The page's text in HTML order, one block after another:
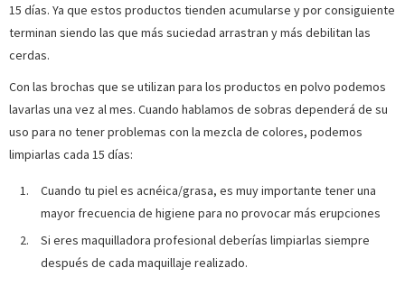
15 días. Ya que estos productos tienden acumularse y por consiguiente
terminan siendo las que más suciedad arrastran y más debilitan las
cerdas.
Con las brochas que se utilizan para los productos en polvo podemos
lavarlas una vez al mes. Cuando hablamos de sobras dependerá de su
uso para no tener problemas con la mezcla de colores, podemos
limpiarlas cada 15 días:
Cuando tu piel es acnéica/grasa, es muy importante tener una
mayor frecuencia de higiene para no provocar más erupciones
Si eres maquilladora profesional deberías limpiarlas siempre
después de cada maquillaje realizado.